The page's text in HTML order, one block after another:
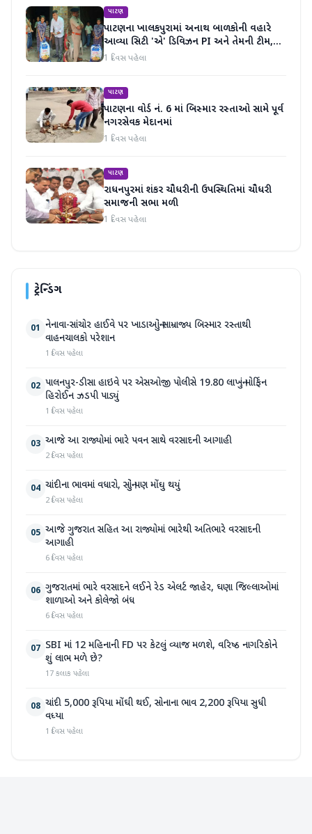
પાટણ
પાટણના ખાલકપુરામાં અનાથ બાળકોની વહારે
આવ્યા સિટી 'એ' ડિવિઝન PI અને તેમની ટીમ,
માનવતા મહેકી
1 દિવસ પહેલા
પાટણ
પાટણના વોર્ડ નં. 6 માં બિસ્માર રસ્તાઓ સામે પૂર્વ
નગરસેવક મેદાનમાં
1 દિવસ પહેલા
પાટણ
રાધનપુરમાં શંકર ચૌધરીની ઉપસ્થિતિમાં ચૌધરી
સમાજની સભા મળી
1 દિવસ પહેલા
ટ્રેન્ડિંગ
01 નેનાવા-સાંચોર હાઈવે પર ખાડાઓનું સામ્રાજ્ય બિસ્માર રસ્તાથી
વાહનચાલકો પરેશાન
1 દિવસ પહેલા
02 પાલનપુર-ડીસા હાઇવે પર એસઓજી પોલીસે 19.80 લાખનું મોર્ફિન
હિરોઈન ઝડપી પાડ્યું
1 દિવસ પહેલા
03 આજે આ રાજ્યોમાં ભારે પવન સાથે વરસાદની આગાહી
2 દિવસ પહેલા
04 ચાંદીના ભાવમાં વધારો, સોનું પણ મોંઘુ થયું
2 દિવસ પહેલા
05 આજે ગુજરાત સહિત આ રાજ્યોમાં ભારેથી અતિભારે વરસાદની
આગાહી
6 દિવસ પહેલા
06 ગુજરાતમાં ભારે વરસાદને લઈને રેડ એલર્ટ જાહેર, ઘણા જિલ્લાઓમાં
શાળાઓ અને કોલેજો બંધ
6 દિવસ પહેલા
07 SBI માં 12 મહિનાની FD પર કેટલું વ્યાજ મળશે, વરિષ્ઠ નાગરિકોને
શું લાભ મળે છે?
17 કલાક પહેલા
08 ચાંદી 5,000 રૂપિયા મોંઘી થઈ, સોનાના ભાવ 2,200 રૂપિયા સુધી
વધ્યા
1 દિવસ પહેલા